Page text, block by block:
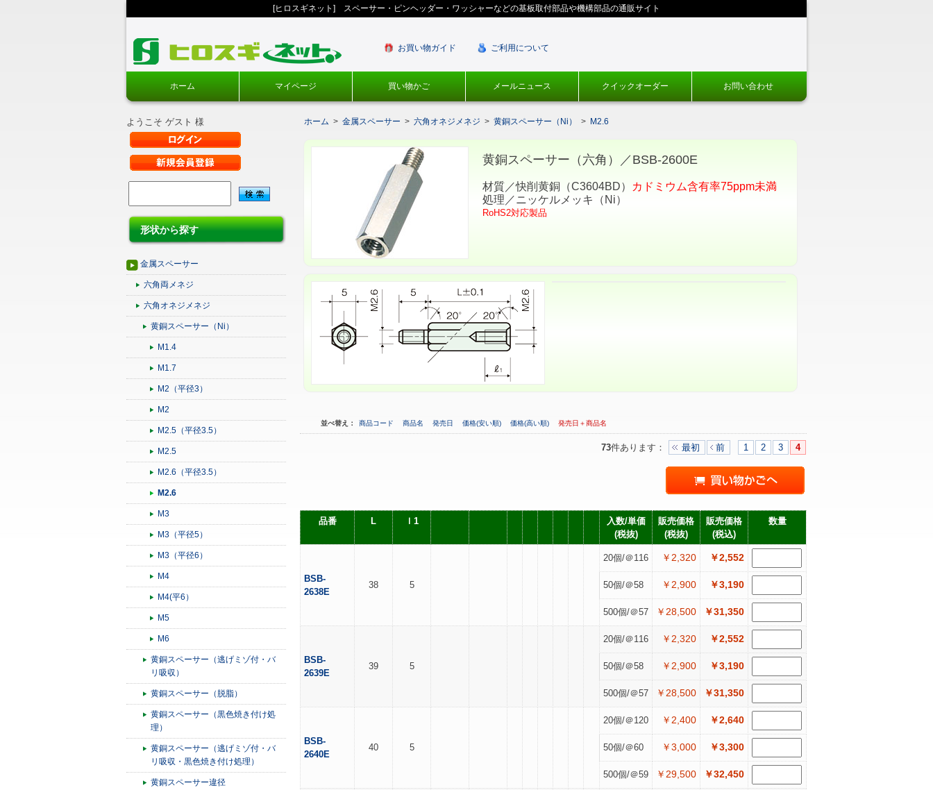
[ヒロスギネット] スペーサー・ピンヘッダー・ワッシャーなどの基板取付部品や機構部品の通販サイト
お買い物ガイド ご利用について
ホーム マイページ 買い物かご メールニュース クイックオーダー お問い合わせ
ようこそ ゲスト 様
形状から探す
金属スペーサー
六角両メネジ
六角オネジメネジ
黄銅スペーサー（Ni）
M1.4
M1.7
M2（平径3）
M2
M2.5（平径3.5）
M2.5
M2.6（平径3.5）
M2.6
M3
M3（平径5）
M3（平径6）
M4
M4(平6）
M5
M6
黄銅スペーサー（逃げミゾ付・バ
リ吸収）
黄銅スペーサー（脱脂）
黄銅スペーサー（黒色焼き付け処
理）
黄銅スペーサー（逃げミゾ付・バ
リ吸収・黒色焼き付け処理）
黄銅スペーサー違径
ホーム > 金属スペーサー > 六角オネジメネジ > 黄銅スペーサー（Ni） > M2.6
黄銅スペーサー（六角）／BSB-2600E
材質／快削黄銅（C3604BD）
カドミウム含有率75ppm未満
処理／ニッケルメッキ（Ni）
RoHS2対応製品
並べ替え： 商品コード 商品名 発売日 価格(安い順) 価格(高い順) 発売日＋商品名
73件あります ： 最初 前 1 2 3 4
品番 L ｌ1
入数/単価
(税抜)
販売価格
(税抜)
販売価格
(税込)
数量
BSB-
2638E
38 5
20個/＠116 ￥2,320 ￥2,552
50個/＠58 ￥2,900 ￥3,190
500個/＠57 ￥28,500 ￥31,350
BSB-
2639E
39 5
20個/＠116 ￥2,320 ￥2,552
50個/＠58 ￥2,900 ￥3,190
500個/＠57 ￥28,500 ￥31,350
BSB-
2640E
40 5
20個/＠120 ￥2,400 ￥2,640
50個/＠60 ￥3,000 ￥3,300
500個/＠59 ￥29,500 ￥32,450